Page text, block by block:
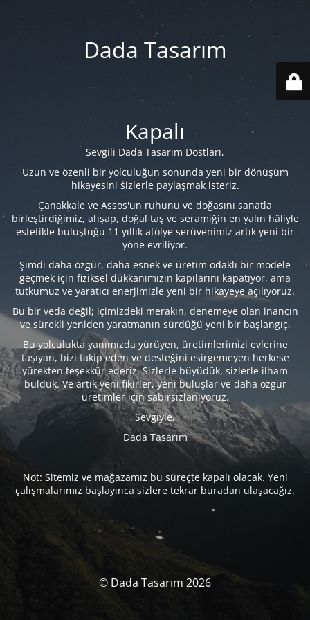
Dada Tasarım
Kapalı
Sevgili Dada Tasarım Dostları,
Uzun ve özenli bir yolculuğun sonunda yeni bir dönüşüm
hikayesini sizlerle paylaşmak isteriz.
Çanakkale ve Assos'un ruhunu ve doğasını sanatla
birleştirdiğimiz, ahşap, doğal taş ve seramiğin en yalın hâliyle
estetikle buluştuğu 11 yıllık atölye serüvenimiz artık yeni bir
yöne evriliyor.
Şimdi daha özgür, daha esnek ve üretim odaklı bir modele
geçmek için fiziksel dükkanımızın kapılarını kapatıyor, ama
tutkumuz ve yaratıcı enerjimizle yeni bir hikayeye açılıyoruz.
Bu bir veda değil; içimizdeki merakın, denemeye olan inancın
ve sürekli yeniden yaratmanın sürdüğü yeni bir başlangıç.
Bu yolculukta yanımızda yürüyen, üretimlerimizi evlerine
taşıyan, bizi takip eden ve desteğini esirgemeyen herkese
yürekten teşekkür ederiz. Sizlerle büyüdük, sizlerle ilham
bulduk. Ve artık yeni fikirler, yeni buluşlar ve daha özgür
üretimler için sabırsızlanıyoruz.
Sevgiyle,
Dada Tasarım
Not: Sitemiz ve mağazamız bu süreçte kapalı olacak. Yeni
çalışmalarımız başlayınca sizlere tekrar buradan ulaşacağız.
© Dada Tasarım 2026